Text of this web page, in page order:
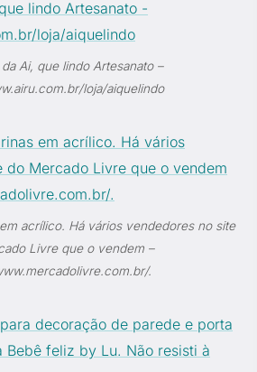
Ai, que lindo Artesanato –
loja/aiquelindo
acrílico. Há vários vendedores no site
Livre que o vendem –
.